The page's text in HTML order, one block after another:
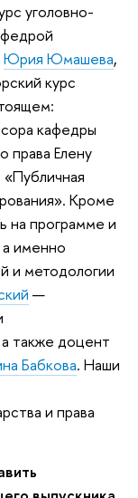
уголовно-
Юрия Юмашева,
курс
кафедры
права Елену
«Публичная
Кроме
на программе и
а именно
и методологии
—
также доцент
Бабкова. Наши
и права